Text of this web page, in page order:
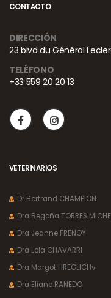
CONTACTO
DIRECCIÓN
23 blvd du Général
TELÉFONO
+33 559 20 20 13
VETERINARIOS
Dr Bertrand CHAMPION
Dra Begoña TORRES
Dra Jeanne FRENOY
Dra Lola CHAVARRI
Dra Margot HREGLICHv
Dra Eliane RANEDO